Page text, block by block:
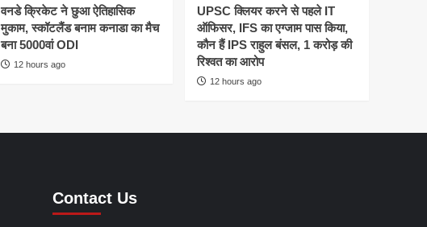
वनडे क्रिकेट ने छुआ ऐतिहासिक
मुकाम, स्कॉटलैंड बनाम कनाडा का मैच
बना 5000वां ODI
12 hours ago
UPSC क्लियर करने से पहले IT
ऑफिसर, IFS का एग्जाम पास किया,
कौन हैं IPS राहुल बंसल, 1 करोड़ की
रिश्वत का आरोप
12 hours ago
Contact Us